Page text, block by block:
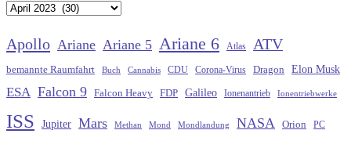
Archiv
Apollo Ariane Ariane 5 Ariane 6 Atlas ATV
bemannte Raumfahrt Buch Cannabis CDU Corona-Virus Dragon Elon Musk
ESA Falcon 9 Falcon Heavy FDP Galileo Ionenantrieb Ionentriebwerke
ISS Jupiter Mars Methan Mond Mondlandung NASA Orion PC